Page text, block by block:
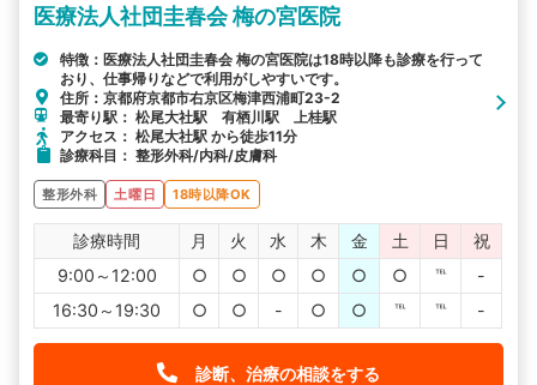
医療法人社団圭春会 梅の宮医院
特徴：医療法人社団圭春会 梅の宮医院は18時以降も診療を行って
おり、仕事帰りなどで利用がしやすいです。
住所：京都府京都市右京区梅津西浦町23-2
最寄り駅： 松尾大社駅 有栖川駅 上桂駅
アクセス： 松尾大社駅 から徒歩11分
診療科目： 整形外科/内科/皮膚科
整形外科 土曜日 18時以降OK
診療時間 月 火 水 木 金 土 日
祝
9:00～12:00
○ ○ ○ ○ ○ ○ ℡
-
16:30～19:30
○ ○ - ○ ○ ℡ ℡ -
診断、治療の相談をする